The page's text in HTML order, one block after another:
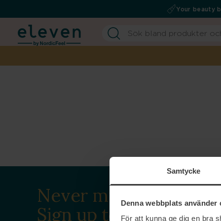
Samtycke
Denna webbplats använder
För att kunna ge dig en bra
Your beauty
Never miss a beat.
Sign up to our